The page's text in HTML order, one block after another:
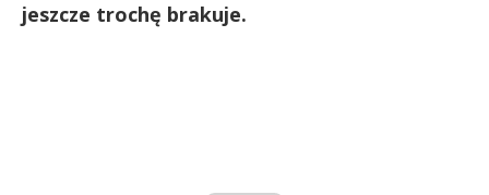
jeszcze trochę brakuje.